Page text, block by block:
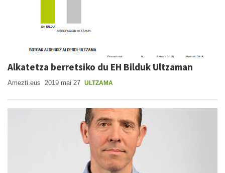
Alkatetza berretsiko du EH Bilduk Ultzaman
Amezti.eus 2019 mai 27 ULTZAMA